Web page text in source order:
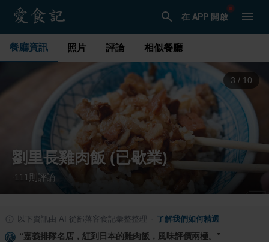
在 APP 開啟
餐廳資訊 照片 評論 相似餐廳
3 / 10
劉里長雞肉飯 (已歇業)
111 則評論
以下資訊由 AI 從部落客食記彙整整理 了解我們如何精選
“嘉義排隊名店，紅到日本的雞肉飯，風味評價兩極。 ”